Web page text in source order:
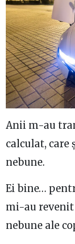
Anii m-au
calculat,
nebune.
Ei bine…
mi-au
nebune ale